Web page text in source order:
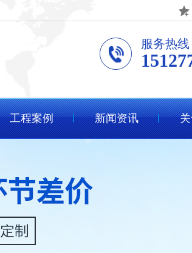
服务热线
工程案例 新闻资讯